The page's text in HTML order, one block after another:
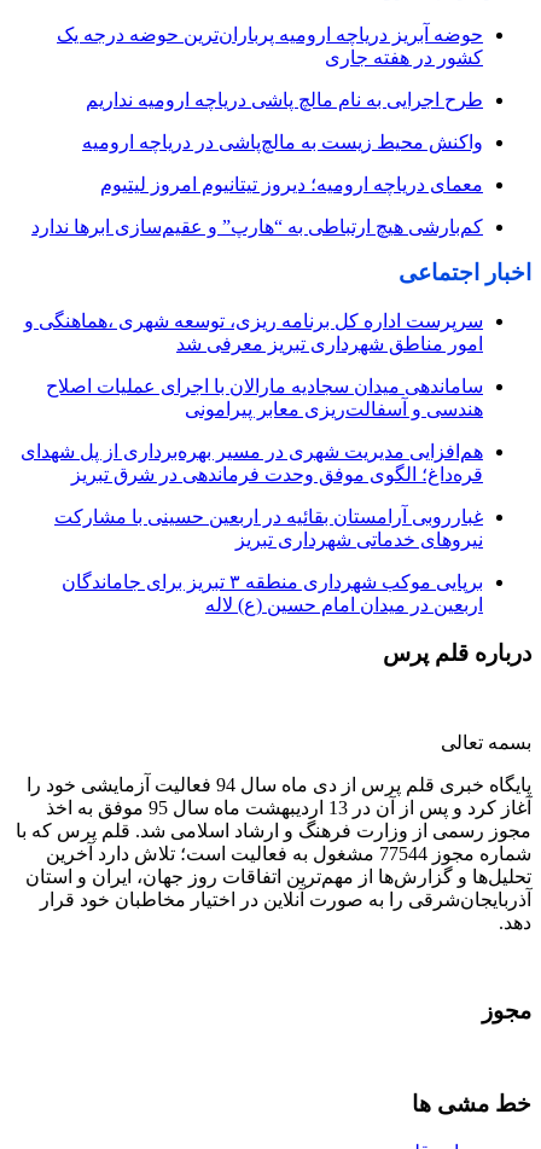
حوضه آبریز دریاچه ارومیه پرباران‌ترین حوضه‌ درجه یک
کشور در هفته جاری
طرح اجرایی به نام مالچ پاشی دریاچه ارومیه نداریم
واکنش محیط زیست به مالچ‌پاشی در دریاچه ارومیه
معمای دریاچه ارومیه؛ دیروز تیتانیوم امروز لیتیوم
کم‌بارشی هیچ ارتباطی به “هارپ” و عقیم‌سازی ابرها ندارد
اخبار اجتماعی
سرپرست اداره کل برنامه ریزی، توسعه شهری ،هماهنگی و
امور مناطق شهرداری تبریز معرفی شد
ساماندهی میدان سجادیه مارالان با اجرای عملیات اصلاح
هندسی و آسفالت‌ریزی معابر پیرامونی
هم‌افزایی مدیریت شهری در مسیر بهره‌برداری از پل شهدای
قره‌داغ؛ الگوی موفق وحدت فرماندهی در شرق تبریز
غبارروبی آرامستان بقائیه در اربعین حسینی با مشارکت
نیروهای خدماتی شهرداری تبریز
برپایی موکب شهرداری منطقه ۳ تبریز برای جاماندگان
اربعین در میدان امام حسین (ع) لاله
درباره قلم پرس
بسمه تعالی
پایگاه خبری قلم پرس از دی ماه سال 94 فعالیت آزمایشی خود را
آغاز کرد و پس از آن در 13 اردیبهشت ماه سال 95 موفق به اخذ
مجوز رسمی از وزارت فرهنگ و ارشاد اسلامی شد. قلم پرس که با
شماره مجوز 77544 مشغول به فعالیت است؛ تلاش دارد آخرین
تحلیل‌ها و گزارش‌ها از مهم‌ترین اتفاقات روز جهان، ایران و استان
آذربایجان‌شرقی را به صورت آنلاین در اختیار مخاطبان خود قرار
دهد.
مجوز
خط مشی ها